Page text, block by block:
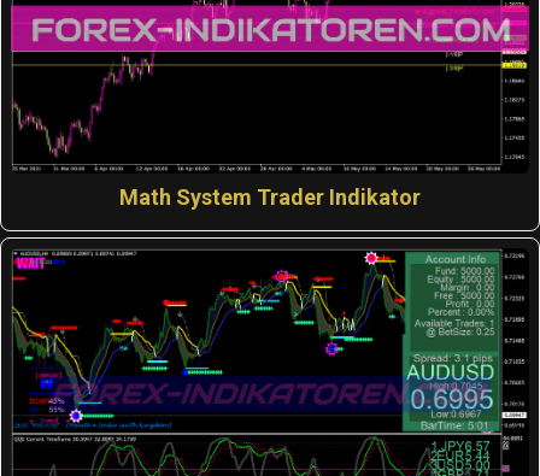
Math System Trader Indikator